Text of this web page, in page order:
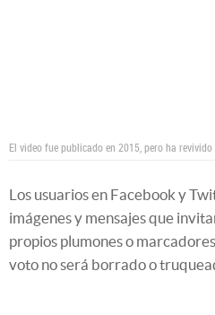
El video fue publicado en 2015, pero ha revivido
Los usuarios en Facebook y
imágenes y mensajes que
propios plumones o
voto no será borrado o